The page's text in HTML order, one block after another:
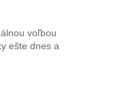
voľbou
ešte dnes a